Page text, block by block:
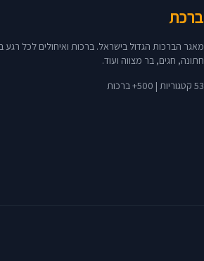
ברכת
מאגר הברכות הגדול בישראל. ברכות ואיחולים לכל רגע
חתונה, חגים, בר מצווה ועוד.
53 קטגוריות | 500+ ברכות